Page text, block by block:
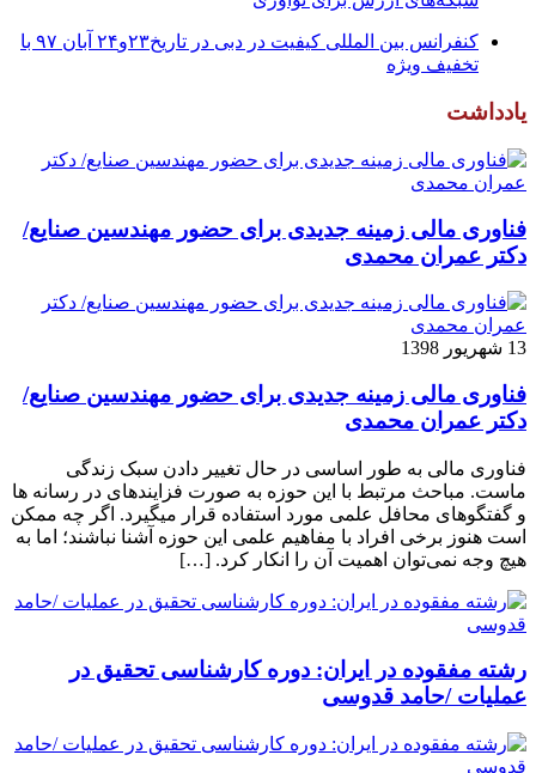
کنفرانس بین المللی کیفیت در دبی در تاریخ۲۳و۲۴ آبان ۹۷ با
تخفیف ویژه
یادداشت
فناوری مالی زمینه جدیدی برای حضور مهندسین صنایع/
دکتر عمران محمدی
13 شهریور 1398
فناوری مالی زمینه جدیدی برای حضور مهندسین صنایع/
دکتر عمران محمدی
فناوری مالی به طور اساسی در حال تغییر دادن سبک زندگی
ماست. مباحث مرتبط با این حوزه به صورت فزاینده­ای در رسانه­ ها
و گفتگوهای محافل علمی مورد استفاده قرار می­گیرد. اگر چه ممکن
است هنوز برخی افراد با مفاهیم علمی این حوزه آشنا نباشند؛ اما به
هیچ وجه نمی‌توان اهمیت آن را انکار کرد. […]
رشته مفقوده در ایران: دوره کارشناسی تحقیق در
عملیات /حامد قدوسی